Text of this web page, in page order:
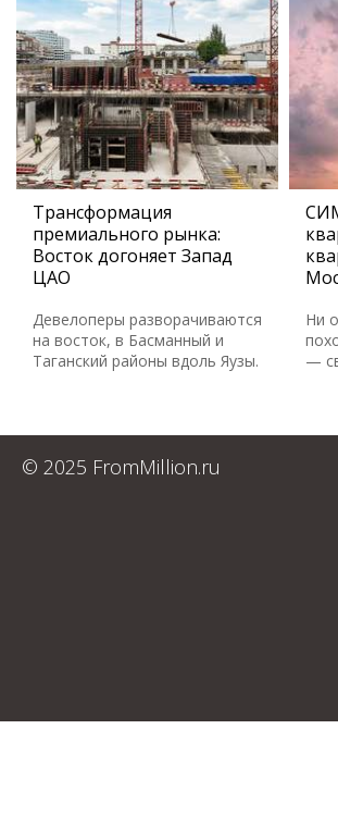
Трансформация
премиального рынка:
Восток догоняет Запад
ЦАО
Девелоперы разворачиваются
на восток, в Басманный и
Таганский районы вдоль Яузы.
Ни
—
© 2025 FromMillion.ru